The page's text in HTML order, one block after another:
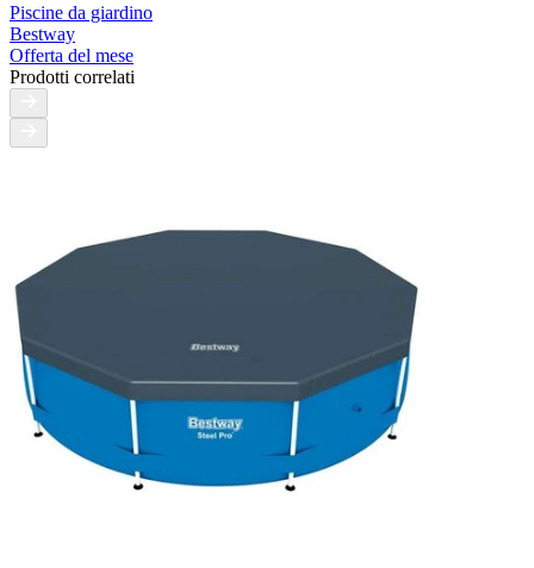
Piscine da giardino
Bestway
Offerta del mese
Prodotti correlati